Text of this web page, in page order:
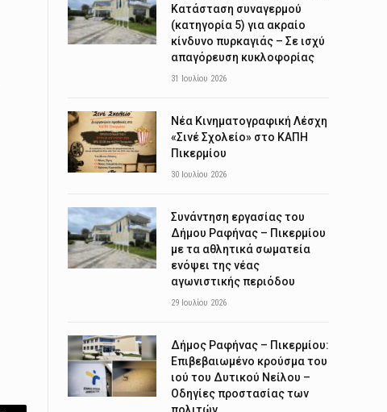
Κατάσταση συναγερμού
(κατηγορία 5) για ακραίο
κίνδυνο πυρκαγιάς – Σε ισχύ
απαγόρευση κυκλοφορίας
31 Ιουλίου 2026
Νέα Κινηματογραφική Λέσχη
«Σινέ Σχολείο» στο ΚΑΠΗ
Πικερμίου
30 Ιουλίου 2026
Συνάντηση εργασίας του
Δήμου Ραφήνας – Πικερμίου
με τα αθλητικά σωματεία
ενόψει της νέας
αγωνιστικής περιόδου
29 Ιουλίου 2026
Δήμος Ραφήνας – Πικερμίου:
Επιβεβαιωμένο κρούσμα του
ιού του Δυτικού Νείλου –
Οδηγίες προστασίας των